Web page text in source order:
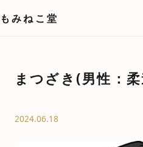
もみねこ堂
まつざき(男性：
2024.06.18